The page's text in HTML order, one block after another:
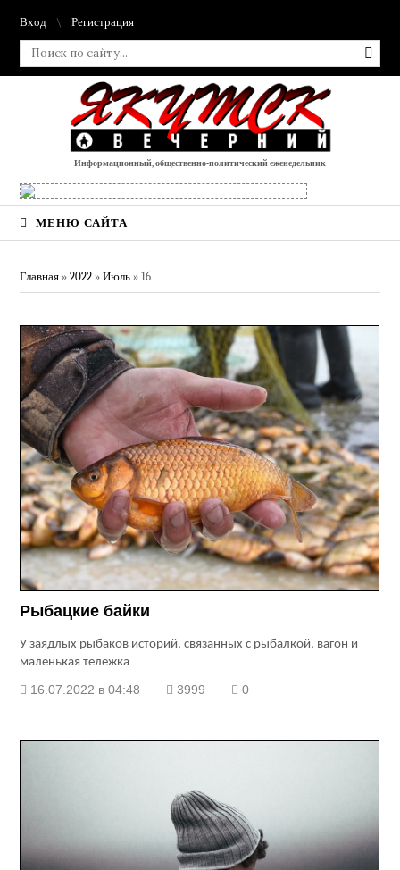
Вход Регистрация
Информационный, общественно-политический еженедельник
МЕНЮ САЙТА
Главная »2022 » Июль » 16
Рыбацкие байки
У заядлых рыбаков историй, связанных с рыбалкой, вагон и
маленькая тележка
16.07.2022 в 04:48 3999 0